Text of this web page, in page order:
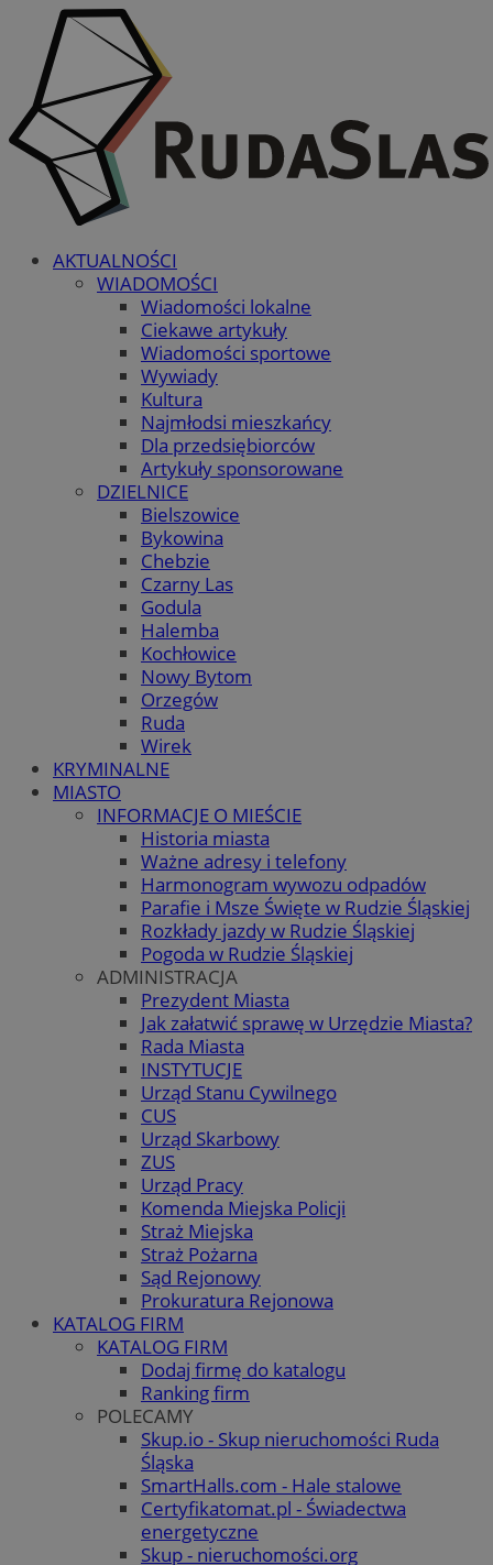
AKTUALNOŚCI
WIADOMOŚCI
Wiadomości lokalne
Ciekawe artykuły
Wiadomości sportowe
Wywiady
Kultura
Najmłodsi mieszkańcy
Dla przedsiębiorców
Artykuły sponsorowane
DZIELNICE
Bielszowice
Bykowina
Chebzie
Czarny Las
Godula
Halemba
Kochłowice
Nowy Bytom
Orzegów
Ruda
Wirek
KRYMINALNE
MIASTO
INFORMACJE O MIEŚCIE
Historia miasta
Ważne adresy i telefony
Harmonogram wywozu odpadów
Parafie i Msze Święte w Rudzie Śląskiej
Rozkłady jazdy w Rudzie Śląskiej
Pogoda w Rudzie Śląskiej
ADMINISTRACJA
Prezydent Miasta
Jak załatwić sprawę w Urzędzie Miasta?
Rada Miasta
INSTYTUCJE
Urząd Stanu Cywilnego
CUS
Urząd Skarbowy
ZUS
Urząd Pracy
Komenda Miejska Policji
Straż Miejska
Straż Pożarna
Sąd Rejonowy
Prokuratura Rejonowa
KATALOG FIRM
KATALOG FIRM
Dodaj firmę do katalogu
Ranking firm
POLECAMY
Skup.io - Skup nieruchomości Ruda
Śląska
SmartHalls.com - Hale stalowe
Certyfikatomat.pl - Świadectwa
energetyczne
Skup - nieruchomości.org